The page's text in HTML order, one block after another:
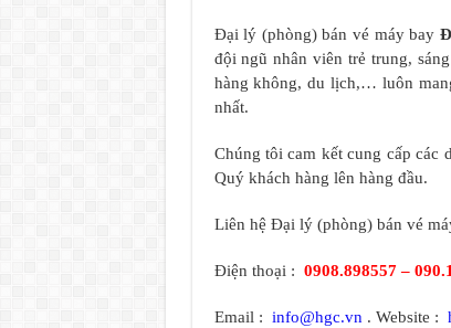
Đại lý (phòng) bán vé máy bay
đội ngũ nhân viên trẻ trung,
hàng không, du lịch,… luôn
nhất.
Chúng tôi cam kết cung cấp
Quý khách hàng lên hàng đầu.
Liên hệ Đại lý (phòng) bán vé
Điện thoại : 0908.898557 –
Email : info@hgc.vn . Website :